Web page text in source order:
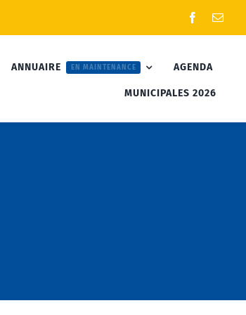
ANNUAIRE EN MAINTENANCE AGENDA
MUNICIPALES 2026